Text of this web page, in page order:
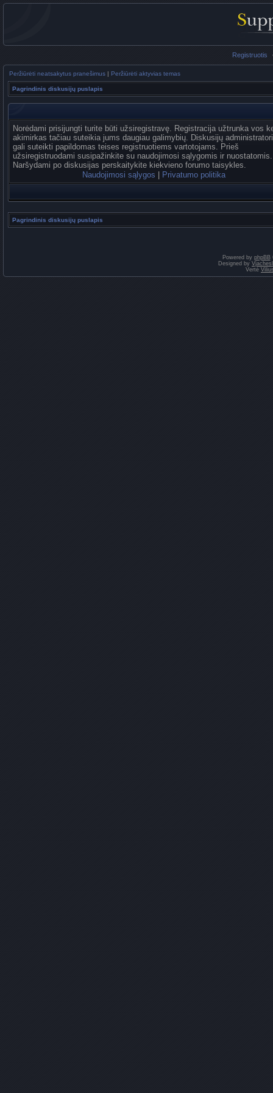
Registruotis
Peržiūrėti neatsakytus pranešimus | Peržiūrėti aktyvias temas
Pagrindinis diskusijų puslapis
Norėdami prisijungti turite būti užsiregistravę. Registracija užtrunka vos
akimirkas tačiau suteikia jums daugiau galimybių. Diskusijų
gali suteikti papildomas teises registruotiems vartotojams. Prieš
užsiregistruodami susipažinkite su naudojimosi sąlygomis ir nuostatomis.
Naršydami po diskusijas perskaitykite kiekvieno forumo taisykles.
Naudojimosi sąlygos
Privatumo politika
Pagrindinis diskusijų puslapis
Powered by phpBB
Designed by
Vertė